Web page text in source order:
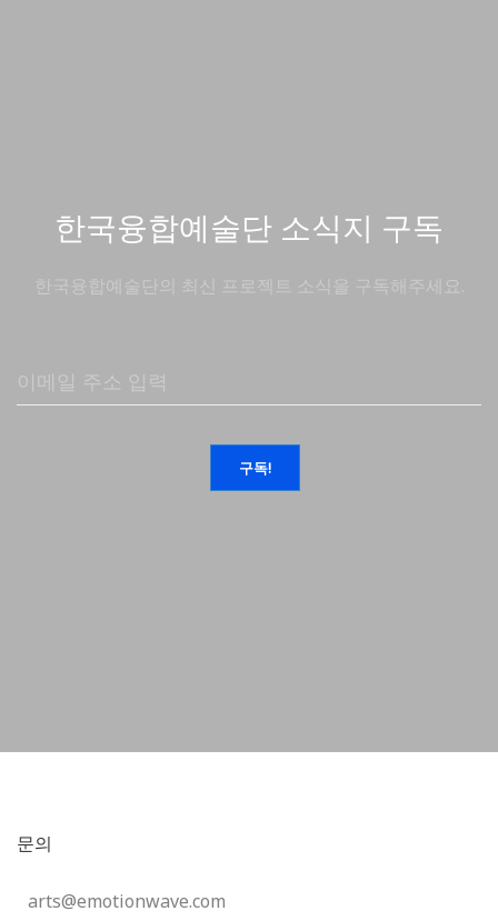
한국융합예술단 소식지 구독
한국융합예술단의 최신 프로젝트 소식을 구독해주세요.
문의
arts@emotionwave.com